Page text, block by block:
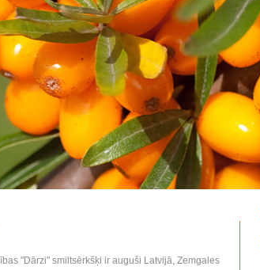
"Dārzi" smiltsērkšķi ir auguši Latvijā, Zemgales